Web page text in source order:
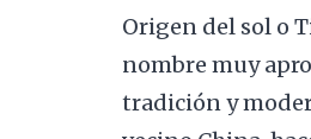
Origen del sol o
nombre muy
tradición y